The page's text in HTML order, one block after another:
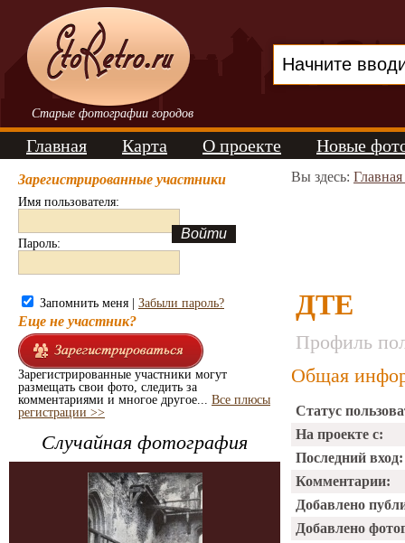
Старые фотографии городов
Главная Карта О проекте Новые
Зарегистрированные участники
Имя пользователя:
Пароль:
Запомнить меня | Забыли пароль?
Еще не участник?
Зарегистрированные участники могут
размещать свои фото, следить за
комментариями и многое другое... Все плюсы
регистрации >>
Случайная фотография
Вы здесь:
ДТЕ
Профиль
Общая
Статус
На проекте с:
Последний вход:
Комментарии:
Добавлено
Добавлено